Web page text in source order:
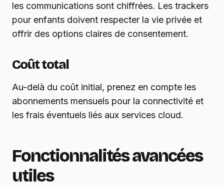
les communications sont chiffrées. Les trackers
pour enfants doivent respecter la vie privée et
offrir des options claires de consentement.
Coût total
Au-delà du coût initial, prenez en compte les
abonnements mensuels pour la connectivité et
les frais éventuels liés aux services cloud.
Fonctionnalités avancées
utiles